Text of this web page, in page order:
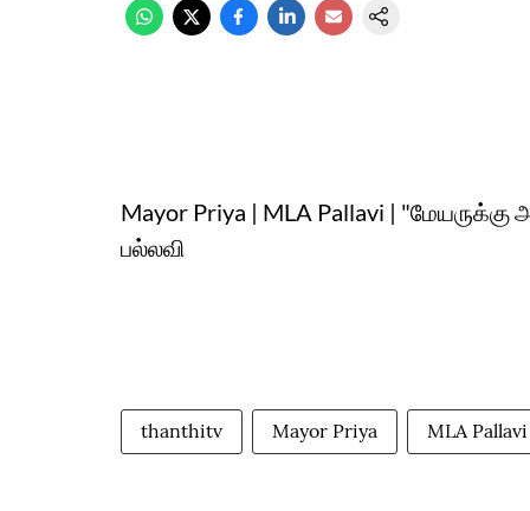
Mayor Priya | MLA Pallavi | "மேயருக்கு
பல்லவி
thanthitv Mayor Priya MLA Pallavi